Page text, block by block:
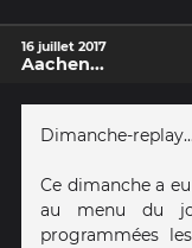
16 juillet 2017
Aachen...
Dimanche-replay...
Ce dimanche a
au menu du
programmées